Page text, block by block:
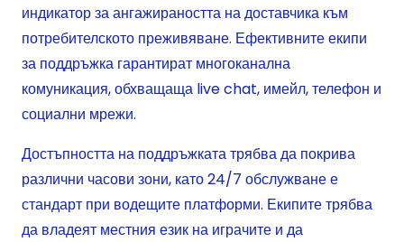
индикатор за ангажираността на доставчика към
потребителското преживяване. Ефективните екипи
за поддръжка гарантират многоканална
комуникация, обхващаща live chat, имейл, телефон и
социални мрежи.
Достъпността на поддръжката трябва да покрива
различни часови зони, като 24/7 обслужване е
стандарт при водещите платформи. Екипите трябва
да владеят местния език на играчите и да